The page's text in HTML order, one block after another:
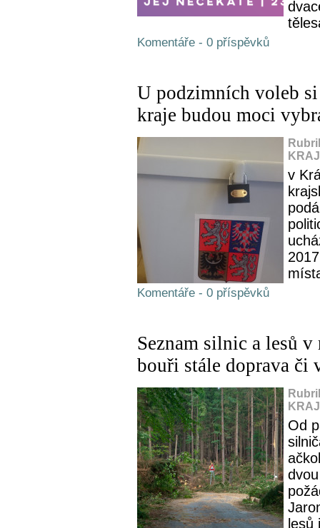
Komentáře - 0 příspěvků
U podzimních voleb
kraje budou moci
v
Komentáře - 0 příspěvků
Seznam silnic a lesů
bouři stále doprava či
Od
lesů